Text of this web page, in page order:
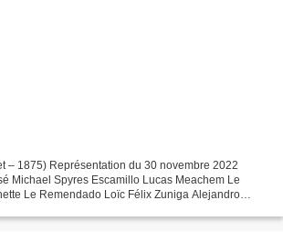
– 1875) Représentation du 30 novembre 2022
Michael Spyres Escamillo Lucas Meachem Le
Le Remendado Loïc Félix Zuniga Alejandro